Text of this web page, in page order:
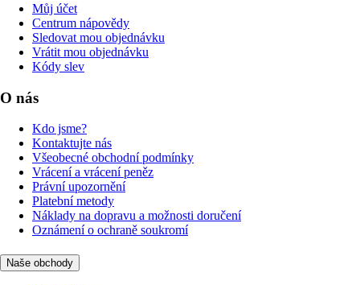
Můj účet
Centrum nápovědy
Sledovat mou objednávku
Vrátit mou objednávku
Kódy slev
O nás
Kdo jsme?
Kontaktujte nás
Všeobecné obchodní podmínky
Vrácení a vrácení peněz
Právní upozornění
Platební metody
Náklady na dopravu a možnosti doručení
Oznámení o ochraně soukromí
Naše obchody